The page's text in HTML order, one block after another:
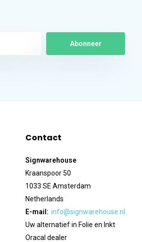
Abonneer
Contact
Signwarehouse
Kraanspoor 50
1033 SE Amsterdam
Netherlands
E-mail: info@signwarehouse.nl
Uw alternatief in Folie en Inkt
Oracal dealer